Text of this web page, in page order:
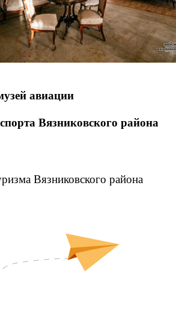
авиации
Вязниковского района
Вязниковского района